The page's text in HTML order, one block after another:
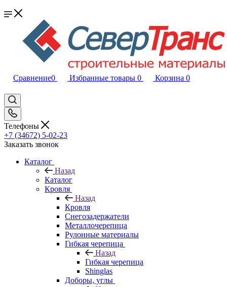
Сравнение0 Избранные товары 0 Корзина 0
Телефоны
+7 (34672) 5-02-23
Заказать звонок
Каталог
Назад
Каталог
Кровля
Назад
Кровля
Снегозадержатели
Металлочерепица
Рулонные материалы
Гибкая черепица
Назад
Гибкая черепица
Shinglas
Доборы, углы